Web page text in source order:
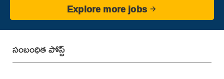
Explore more jobs
సంబంధిత పోస్ట్